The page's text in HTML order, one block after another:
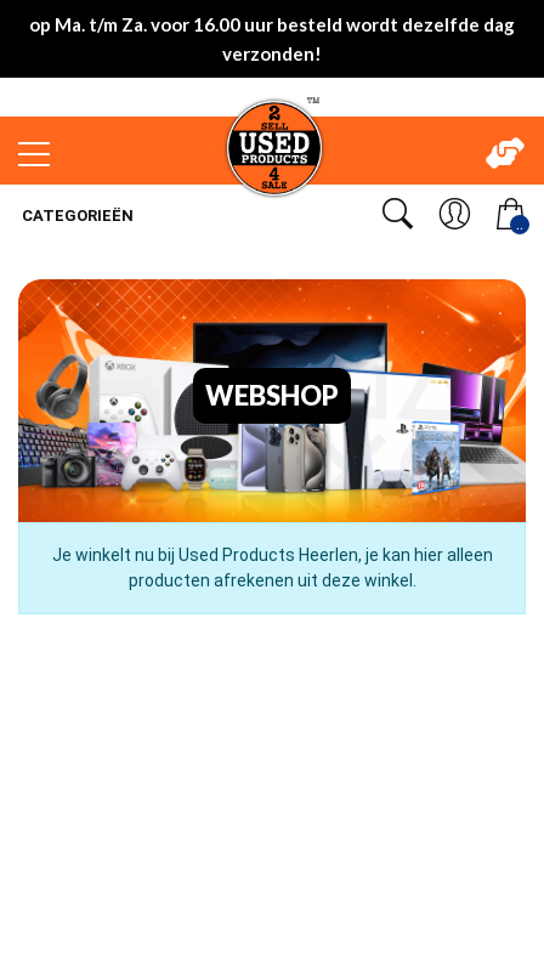
op Ma. t/m Za. voor 16.00 uur besteld wordt dezelfde dag
verzonden!
..
CATEGORIEËN
WEBSHOP
Je winkelt nu bij Used Products Heerlen, je kan hier alleen
producten afrekenen uit deze winkel.